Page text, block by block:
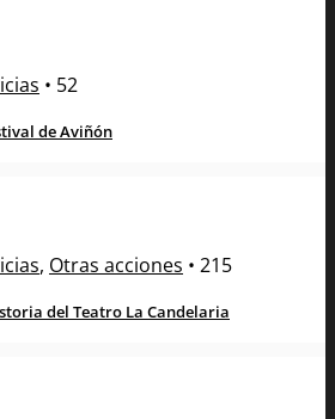
• 52
de Aviñón
, Otras acciones • 215
del Teatro La Candelaria